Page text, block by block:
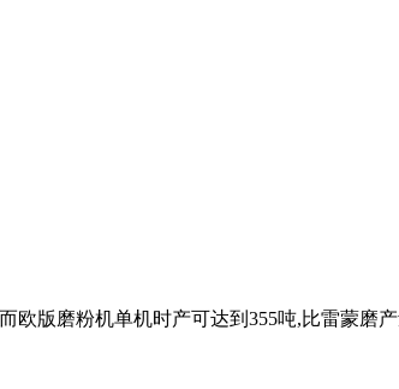
版磨粉机单机时产可达到355吨,比雷蒙磨